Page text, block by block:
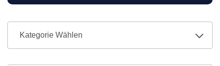
Kategorie Wählen